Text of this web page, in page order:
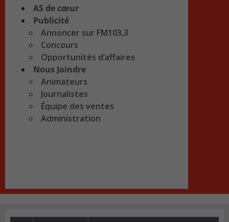
AS de cœur
Publicité
Annoncer sur FM103,3
Concours
Opportunités d’affaires
Nous Joindre
Animateurs
Journalistes
Équipe des ventes
Administration